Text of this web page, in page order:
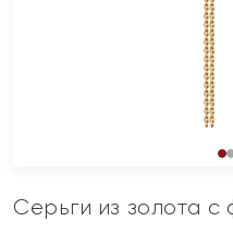
Серьги из золота с